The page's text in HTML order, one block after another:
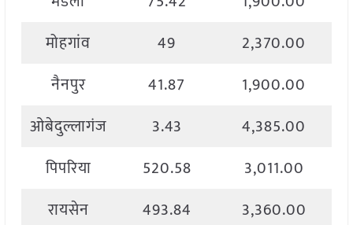
मोहगांव
49
2,370.00
नैनपुर
41.87
1,900.00
ओबेदुल्लागंज
3.43
4,385.00
पिपरिया
520.58
3,011.00
रायसेन
493.84
3,360.00